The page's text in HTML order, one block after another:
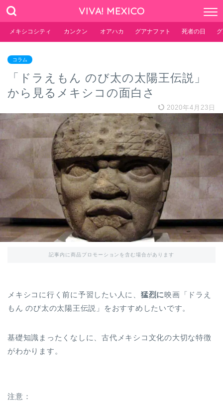
VIVA! MEXICO
メキシコシティ カンクン オアハカ グアナファト 死者の日
コラム
「ドラえもん のび太の太陽王伝説」
から見るメキシコの面白さ
2020年4月23日
記事内に商品プロモーションを含む場合があります
メキシコに行く前に予習したい人に、 猛烈に映画「ドラえ
もん のび太の太陽王伝説」をおすすめしたいです。
基礎知識まったくなしに、古代メキシコ文化の大切な特徴
がわかります。
注意：